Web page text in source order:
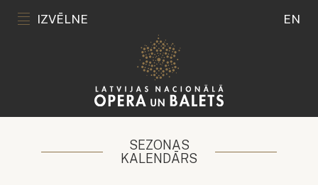
IZVĒLNE EN
SEZONAS
KALENDĀRS